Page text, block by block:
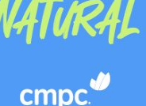
con el derecho
crear y a tener sueños.